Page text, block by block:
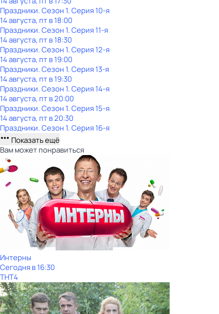
Праздники. Сезон 1. Серия 10-я
14 августа, пт в 18:00
Праздники. Сезон 1. Серия 11-я
14 августа, пт в 18:30
Праздники. Сезон 1. Серия 12-я
14 августа, пт в 19:00
Праздники. Сезон 1. Серия 13-я
14 августа, пт в 19:30
Праздники. Сезон 1. Серия 14-я
14 августа, пт в 20:00
Праздники. Сезон 1. Серия 15-я
14 августа, пт в 20:30
Праздники. Сезон 1. Серия 16-я
Показать ещё
Вам может понравиться
Интерны
Сегодня в 16:30
ТНТ4